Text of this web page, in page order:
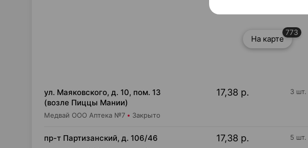
На карте
773
ул. Маяковского, д. 10, пом. 13
(возле Пиццы Мании)
Медвай ООО Аптека №7 Закрыто
17,38 р. 3 шт.
пр-т Партизанский, д. 106/46 17,38 р. 5 шт.